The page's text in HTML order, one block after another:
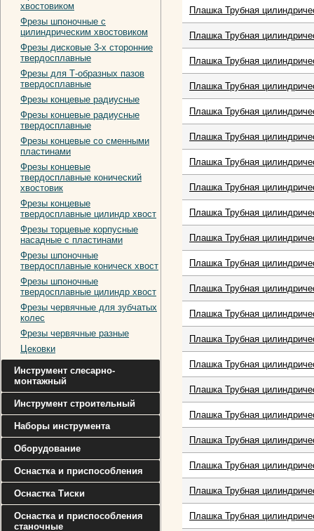
хвостовиком
Фрезы шпоночные с
цилиндрическим хвостовиком
Фрезы дисковые 3-х сторонние
твердосплавные
Фрезы для Т-образных пазов
твердосплавные
Фрезы концевые радиусные
Фрезы концевые радиусные
твердосплавные
Фрезы концевые со сменными
пластинами
Фрезы концевые
твердосплавные конический
хвостовик
Фрезы концевые
твердосплавные цилиндр хвост
Фрезы торцевые корпусные
насадные с пластинами
Фрезы шпоночные
твердосплавные коническ хвост
Фрезы шпоночные
твердосплавные цилиндр хвост
Фрезы червячные для зубчатых
колес
Фрезы червячные разные
Цековки
Инструмент слесарно-
монтажный
Инструмент строительный
Наборы инструмента
Оборудование
Оснастка и приспособления
Оснастка Тиски
Оснастка и приспособления
станочные
Плашка Трубная
Плашка Трубная
Плашка Трубная
Плашка Трубная
Плашка Трубная
Плашка Трубная
Плашка Трубная
Плашка Трубная
Плашка Трубная
Плашка Трубная
Плашка Трубная
Плашка Трубная
Плашка Трубная
Плашка Трубная
Плашка Трубная
Плашка Трубная
Плашка Трубная
Плашка Трубная
Плашка Трубная
Плашка Трубная
Плашка Трубная